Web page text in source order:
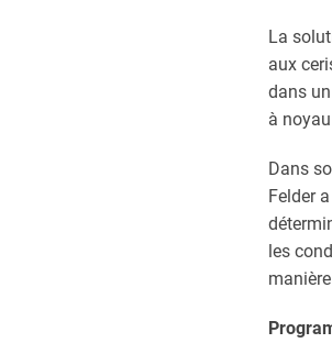
La
aux
dans
à
Dans
Felder
les